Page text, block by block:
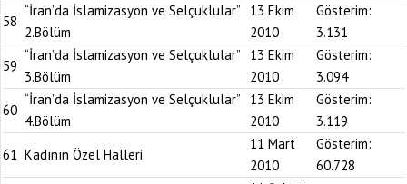
58
“İran’da İslamizasyon ve Selçuklular”
2.Bölüm
13 Ekim
2010
Gösterim:
3.131
59
“İran’da İslamizasyon ve Selçuklular”
3.Bölüm
13 Ekim
2010
Gösterim:
3.094
60
“İran’da İslamizasyon ve Selçuklular”
4.Bölüm
13 Ekim
2010
Gösterim:
3.119
61 Kadının Özel Halleri
11 Mart
2010
Gösterim:
60.728